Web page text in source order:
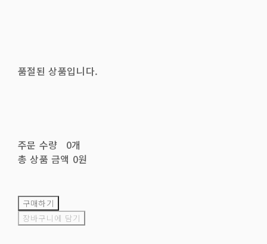
품절된 상품입니다.
주문 수량
0개
총 상품 금액 0원
구매하기
장바구니에 담기